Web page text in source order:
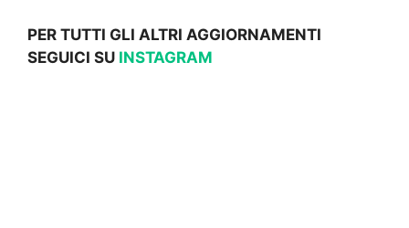
PER TUTTI GLI ALTRI AGGIORNAMENTI
SEGUICI SU INSTAGRAM